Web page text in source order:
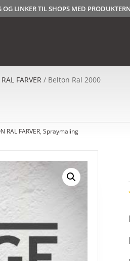
LINKER TIL SHOPS MED
FARVER / Belton Ral 2000
RAL FARVER,Spraymaling